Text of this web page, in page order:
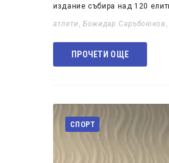
издание събира над 120
атлети ,Божидар Саръбоюков ,
ПРОЧЕТИ ОЩЕ
СПОРТ